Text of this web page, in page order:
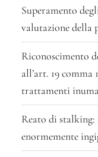
Superamento
valutazione della
Riconoscimento
all’art. 19 comma
trattamenti
Reato di stalking:
enormemente